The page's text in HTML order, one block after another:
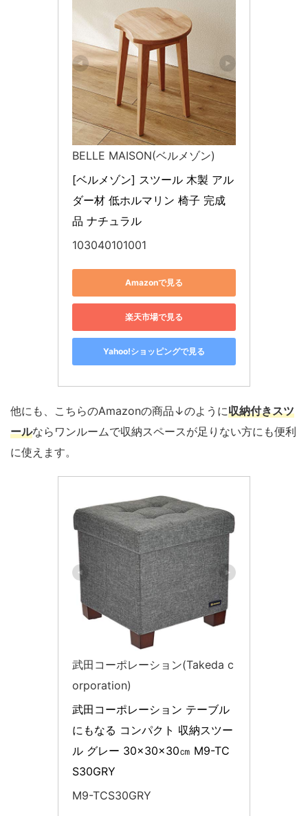
BELLE MAISON(ベルメゾン)
[ベルメゾン] スツール 木製 アル
ダー材 低ホルマリン 椅子 完成
品 ナチュラル
103040101001
Amazonで見る
楽天市場で見る
Yahoo!ショッピングで見る
他にも、こちらのAmazonの商品↓のように収納付きスツ
ールならワンルームで収納スペースが足りない方にも便利
に使えます。
武田コーポレーション(Takeda c
orporation)
武田コーポレーション テーブル
にもなる コンパクト 収納スツー
ル グレー 30×30×30㎝ M9-TC
S30GRY
M9-TCS30GRY